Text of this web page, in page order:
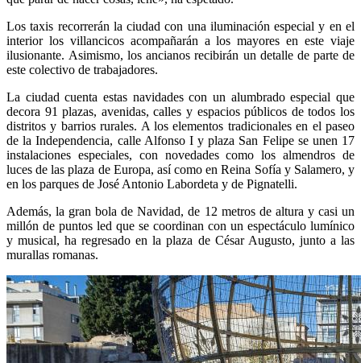
Los taxis recorrerán la ciudad con una iluminación especial y en el
interior los villancicos acompañarán a los mayores en este viaje
ilusionante. Asimismo, los ancianos recibirán un detalle de parte de
este colectivo de trabajadores.
La ciudad cuenta estas navidades con un alumbrado especial que
decora 91 plazas, avenidas, calles y espacios públicos de todos los
distritos y barrios rurales. A los elementos tradicionales en el paseo
de la Independencia, calle Alfonso I y plaza San Felipe se unen 17
instalaciones especiales, con novedades como los almendros de
luces de las plaza de Europa, así como en Reina Sofía y Salamero, y
en los parques de José Antonio Labordeta y de Pignatelli.
Además, la gran bola de Navidad, de 12 metros de altura y casi un
millón de puntos led que se coordinan con un espectáculo lumínico
y musical, ha regresado en la plaza de César Augusto, junto a las
murallas romanas.